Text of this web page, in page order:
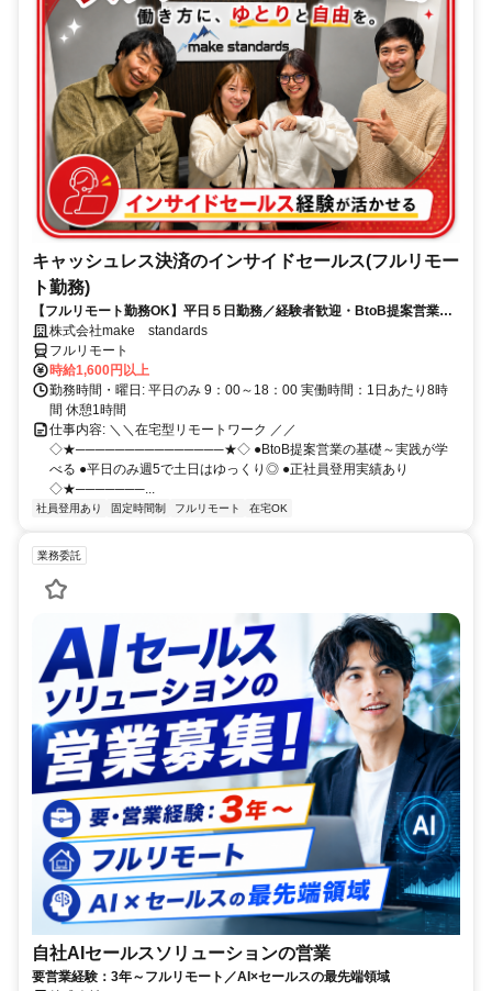
キャッシュレス決済のインサイドセールス(フルリモー
ト勤務)
【フルリモート勤務OK】平日５日勤務／経験者歓迎・BtoB提案営業で
スキルアップ
株式会社make standards
フルリモート
時給1,600円以上
勤務時間・曜日: 平日のみ 9：00～18：00 実働時間：1日あたり8時
間 休憩1時間
仕事内容: ＼＼在宅型リモートワーク ／／
◇★───────────────★◇ ●BtoB提案営業の基礎～実践が学
べる ●平日のみ週5で土日はゆっくり◎ ●正社員登用実績あり
◇★───────...
社員登用あり 固定時間制 フルリモート 在宅OK
業務委託
自社AIセールスソリューションの営業
要営業経験：3年～フルリモート／AI×セールスの最先端領域